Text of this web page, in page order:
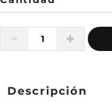
Descripción